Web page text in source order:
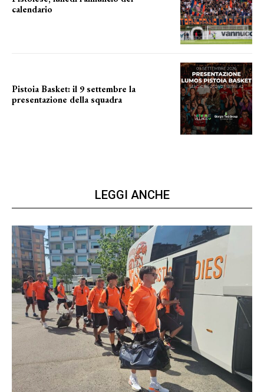
calendario
Pistoia Basket: il 9 settembre la
presentazione della squadra
LEGGI ANCHE